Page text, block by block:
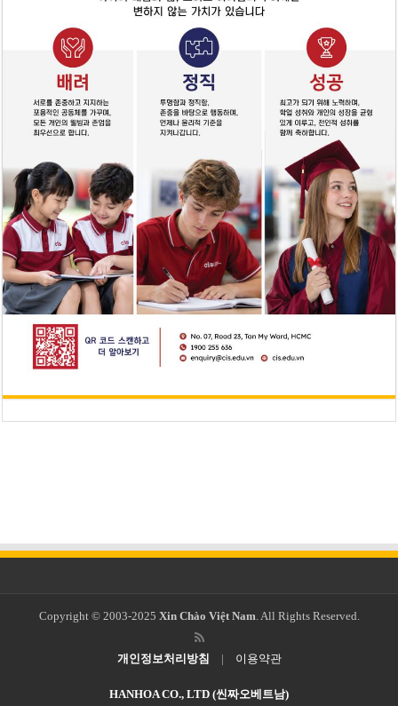
Copyright © 2003-2025 Xin Chào Việt Nam . All Rights Reserved.
개인정보처리방침 | 이용약관
HANHOA CO., LTD (씬짜오베트남)